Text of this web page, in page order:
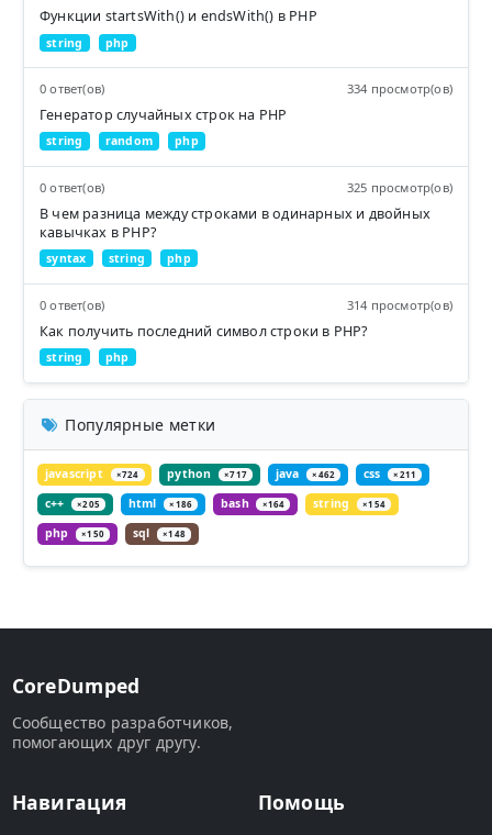
Функции startsWith() и endsWith() в PHP
string php
0 ответ(ов) 334 просмотр(ов)
Генератор случайных строк на PHP
string random php
0 ответ(ов) 325 просмотр(ов)
В чем разница между строками в одинарных и двойных
кавычках в PHP?
syntax string php
0 ответ(ов) 314 просмотр(ов)
Как получить последний символ строки в PHP?
string php
Популярные метки
javascript ×724 python ×717 java ×462 css ×211
c++ ×205 html ×186 bash ×164 string ×154
php ×150 sql ×148
CoreDumped
Сообщество разработчиков,
помогающих друг другу.
Навигация Помощь